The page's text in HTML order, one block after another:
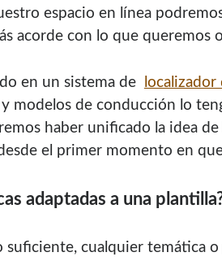
espacio en línea
acorde con lo que queremos
en un sistema de localizador
modelos de conducción lo
haber unificado la idea
el primer momento en
adaptadas a una
suficiente, cualquier temática